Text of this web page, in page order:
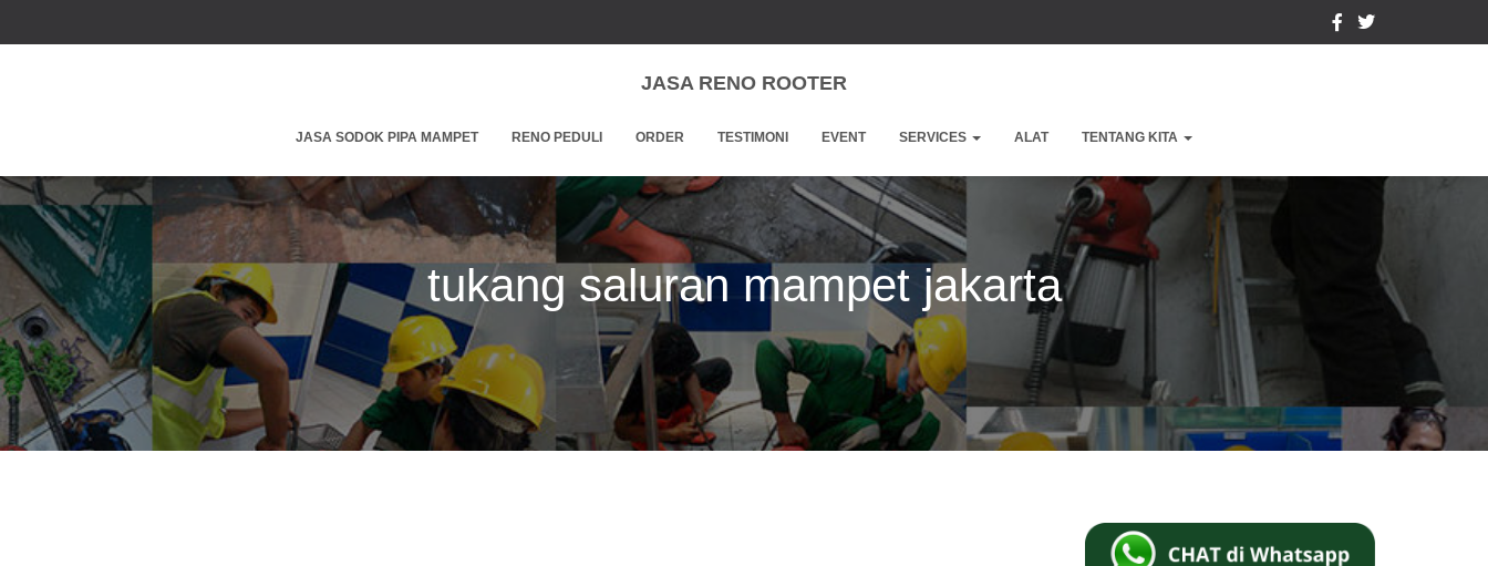
JASA RENO ROOTER
JASA SODOK PIPA MAMPET RENO PEDULI ORDER TESTIMONI EVENT SERVICES ALAT TENTANG KITA
tukang saluran mampet jakarta